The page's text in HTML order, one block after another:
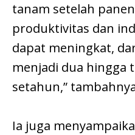
tanam setelah
produktivitas dan
dapat meningkat,
menjadi dua hingga
setahun,”
Ia juga